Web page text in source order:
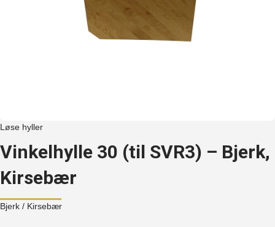
Løse hyller
Vinkelhylle 30 (til SVR3) – Bjerk,
Kirsebær
Bjerk / Kirsebær